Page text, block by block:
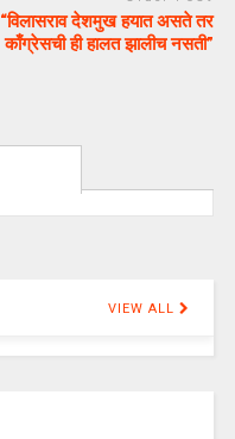
“विलासराव देशमुख हयात असते तर
काँग्रेसची ही हालत झालीच नसती”
VIEW ALL